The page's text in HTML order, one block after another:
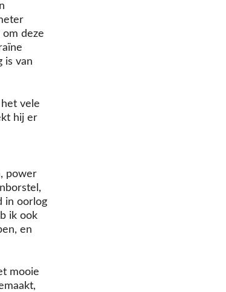
deze
is van
vele
hij er
power
in oorlog
ik ook
en
mooie